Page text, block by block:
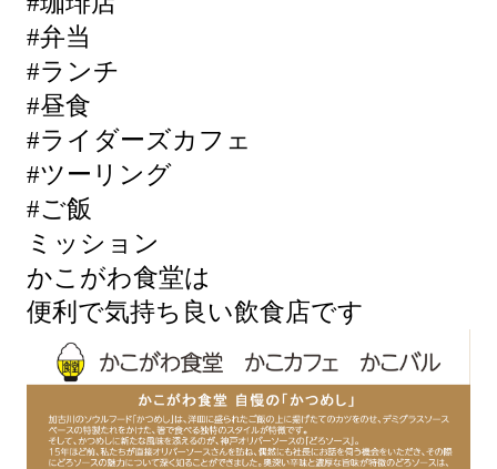
#弁当
#ランチ
#昼食
#ライダーズカフェ
#ツーリング
#ご飯
ミッション
かこがわ食堂は
便利で気持ち良い飲食店です